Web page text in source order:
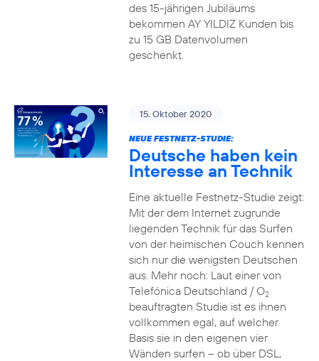
des 15-jährigen Jubiläums
bekommen AY YILDIZ Kunden bis
zu 15 GB Datenvolumen
geschenkt.
15. Oktober 2020
NEUE FESTNETZ-STUDIE:
Deutsche haben kein
Interesse an Technik
Eine aktuelle Festnetz-Studie zeigt:
Mit der dem Internet zugrunde
liegenden Technik für das Surfen
von der heimischen Couch kennen
sich nur die wenigsten Deutschen
aus. Mehr noch: Laut einer von
Telefónica Deutschland / O2
beauftragten Studie ist es ihnen
vollkommen egal, auf welcher
Basis sie in den eigenen vier
Wänden surfen – ob über DSL,